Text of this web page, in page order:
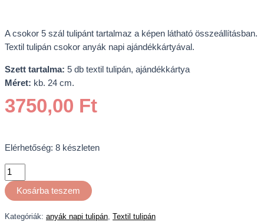
A csokor 5 szál tulipánt tartalmaz a képen látható összeállításban.
Textil tulipán csokor anyák napi ajándékkártyával.
Szett tartalma: 5 db textil tulipán, ajándékkártya
Méret: kb. 24 cm.
3750,00 Ft
Elérhetőség: 8 készleten
Kosárba teszem
Kategóriák: anyák napi tulipán, Textil tulipán